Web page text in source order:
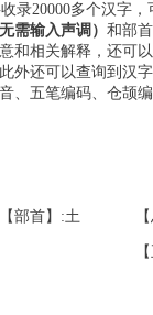
录20000多个汉字
需输入声调） 和部
和相关解释，还可
外还可以查询到汉
、五笔编码、仓颉
【部首】:土